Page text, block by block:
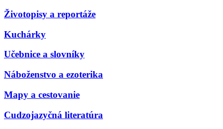
Životopisy a reportáže
Kuchárky
Učebnice a slovníky
Náboženstvo a ezoterika
Mapy a cestovanie
Cudzojazyčná literatúra